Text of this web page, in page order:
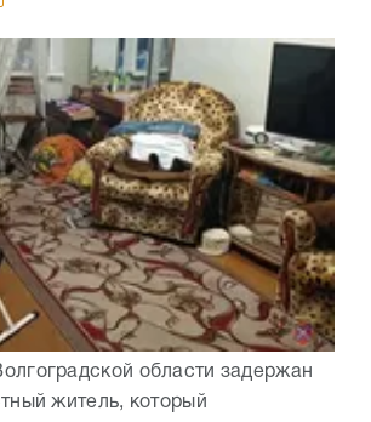
области задержан
житель, который